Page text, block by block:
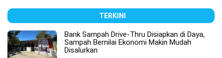
TERKINI
Bank Sampah Drive-Thru Disiapkan di Daya,
Sampah Bernilai Ekonomi Makin Mudah
Disalurkan